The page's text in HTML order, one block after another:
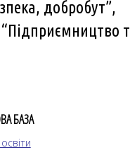
добробут”,
БАЗА